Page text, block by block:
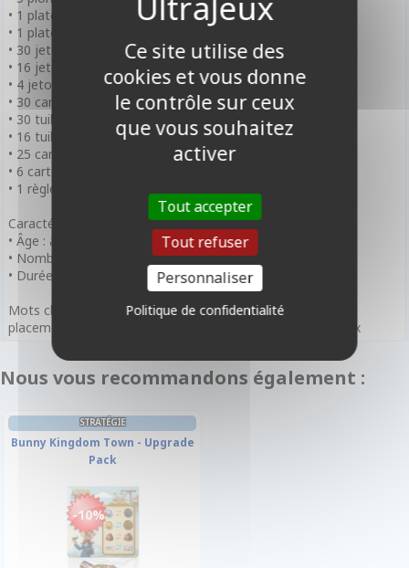
• 1 plateau Nouvelle Ville
• 1 plateau de Score
• 30 jetons Pièce
• 16 jetons Bois
• 4 jetons Pont
• 30 cartes Requête
• 30 tuiles Bâtiment
• 16 tuiles Amélioration
• 25 cartes Parcelle
• 6 cartes Mise en place
• 1 règle du jeu
Caractéristiques :
• Âge : à partir de 10 ans
• Nombre de Joueurs : 2 joueurs
• Durée de Partie : 30 minutes
Mots clefs :
placement de tuiles, draft, compétitif, jeu à deux , animaux
Nous vous recommandons également :
STRATÉGIE
Bunny Kingdom Town - Upgrade
Pack
-10%
Ce site utilise des
cookies et vous donne
le contrôle sur ceux
que vous souhaitez
activer
Tout accepter
Tout refuser
Personnaliser
Politique de confidentialité